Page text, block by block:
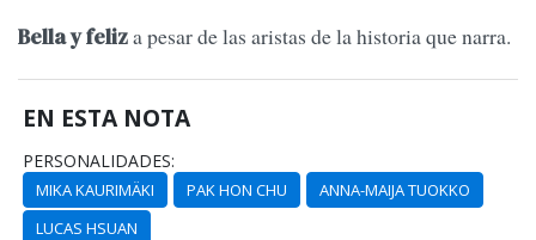
Bella y feliza pesar de las aristas de la historia que narra.
EN ESTA NOTA
PERSONALIDADES:
MIKA KAURIMÄKI PAK HON CHU
ANNA-MAIJA TUOKKO
LUCAS HSUAN